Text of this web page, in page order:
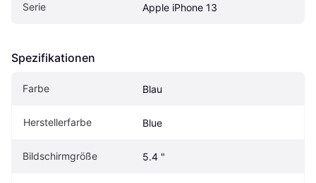
Serie Apple iPhone 13
Spezifikationen
Farbe Blau
Herstellerfarbe Blue
Bildschirmgröße 5.4 "